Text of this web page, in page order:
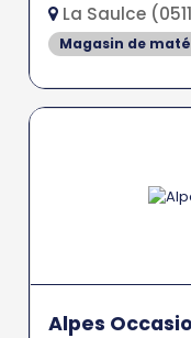
La Saulce
Magasin de
Alpes